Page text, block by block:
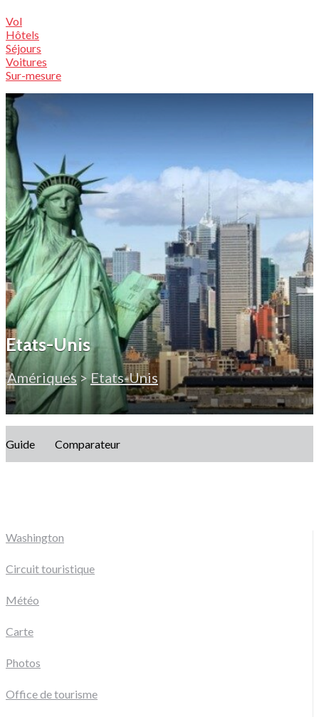
Vol
Hôtels
Séjours
Voitures
Sur-mesure
Etats-Unis
Amériques >Etats-Unis
Guide Comparateur
Washington
Circuit touristique
Météo
Carte
Photos
Office de tourisme